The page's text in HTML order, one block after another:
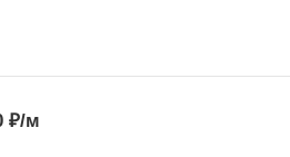
₽/м